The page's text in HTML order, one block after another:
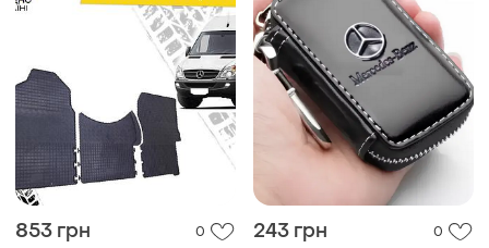
853 грн 0 243 грн 0